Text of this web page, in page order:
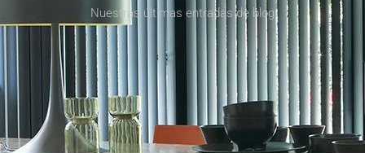
Nuestras últimas entradas de blog